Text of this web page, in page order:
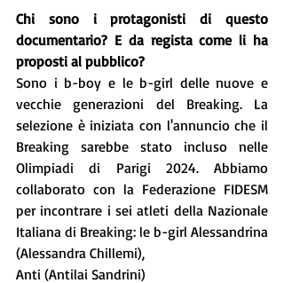
Chi sono i protagonisti di questo
documentario? E da regista come li ha
proposti al pubblico?
Sono i b-boy e le b-girl delle nuove e
vecchie generazioni del Breaking. La
selezione è iniziata con l'annuncio che il
Breaking sarebbe stato incluso nelle
Olimpiadi di Parigi 2024. Abbiamo
collaborato con la Federazione FIDESM
per incontrare i sei atleti della Nazionale
Italiana di Breaking: le b-girl Alessandrina
(Alessandra Chillemi),
Anti (Antilai Sandrini)